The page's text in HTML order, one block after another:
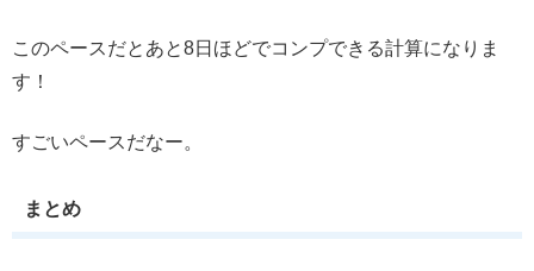
このペースだとあと8日ほどでコンプできる計算になりま
す！
すごいペースだなー。
まとめ